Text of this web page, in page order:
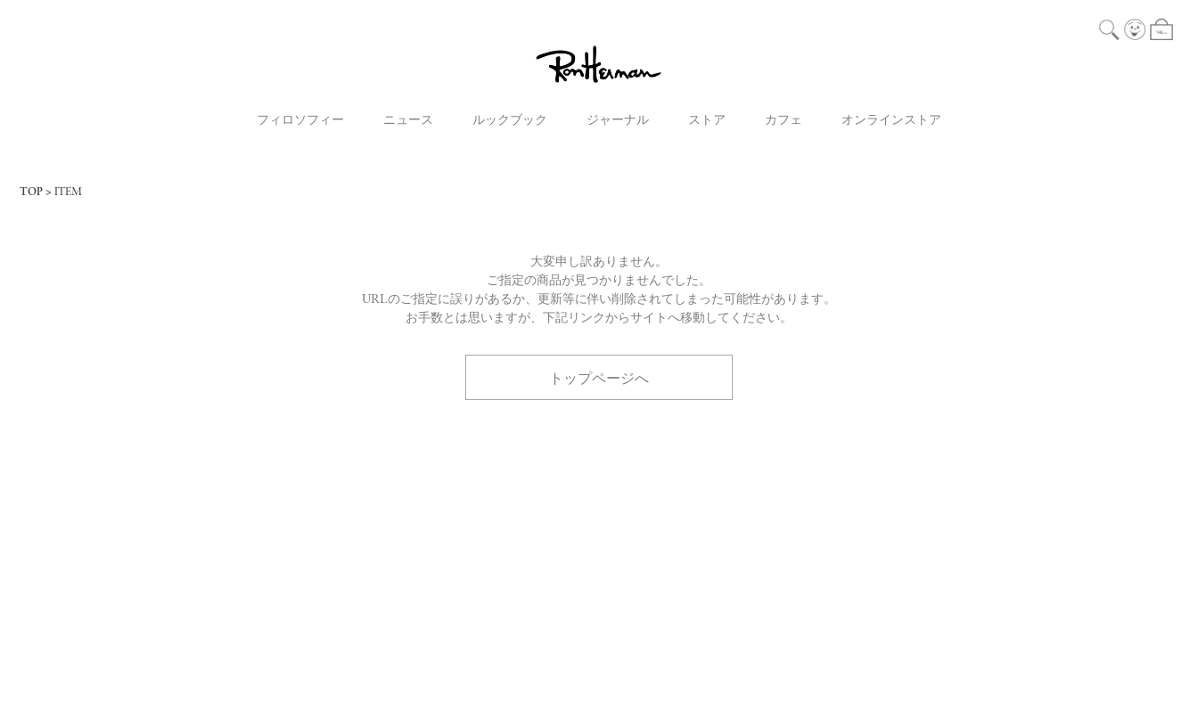
フィロソフィー ニュース ルックブック ジャーナル ストア カフェ オンラインストア
TOP ITEM
大変申し訳ありません。
ご指定の商品が見つかりませんでした。
URLのご指定に誤りがあるか、更新等に伴い削除されてしまった可能性があります。
お手数とは思いますが、下記リンクからサイトへ移動してください。
トップページへ